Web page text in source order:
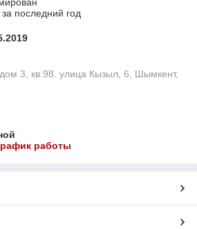
последний год
3, кв.98. улица Кызыл, 6, Шымкент,
работы